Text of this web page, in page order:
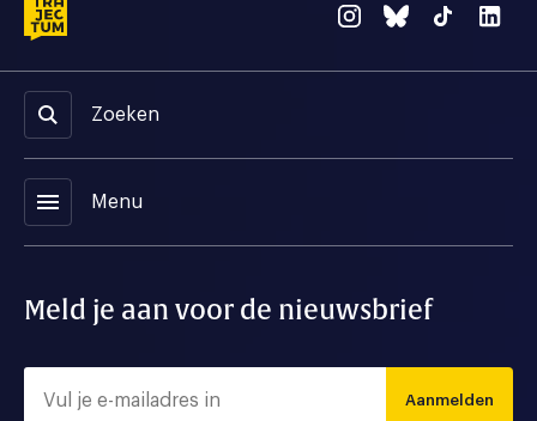
Zoeken
menu Menu
Meld je aan voor de nieuwsbrief
Aanmelden